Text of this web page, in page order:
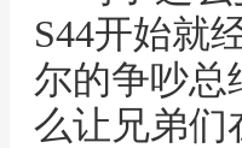
S44开始就
尔的争吵总
么让兄弟们